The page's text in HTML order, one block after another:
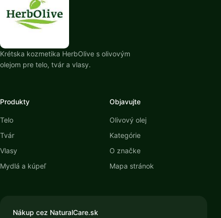
Krétska kozmetika HerbOlive s olivovým
olejom pre telo, tvár a vlasy.
Produkty
Telo
Tvár
Vlasy
Mydlá a kúpeľ
Objavujte
Olivový olej
Kategórie
O značke
Mapa stránok
Nákup cez NaturalCare.sk